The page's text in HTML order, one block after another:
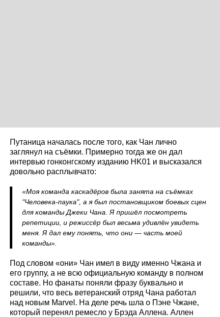
Путаница началась после того, как Чан лично
заглянул на съёмки. Примерно тогда же он дал
интервью гонконгскому изданию HK01 и высказался
довольно расплывчато:
«Моя команда каскадёров была занята на съёмках
"Человека-паука", а я был постановщиком боевых сцен
для команды Джеки Чана. Я пришёл посмотреть
репетиции, и режиссёр был весьма удивлён увидеть
меня. Я дал ему понять, что они — часть моей
команды».
Под словом «они» Чан имел в виду именно Чжана и
его группу, а не всю официальную команду в полном
составе. Но фанаты поняли фразу буквально и
решили, что весь ветеранский отряд Чана работал
над новым Marvel. На деле речь шла о Пэне Чжане,
который перенял ремесло у Брэда Аллена. Аллен